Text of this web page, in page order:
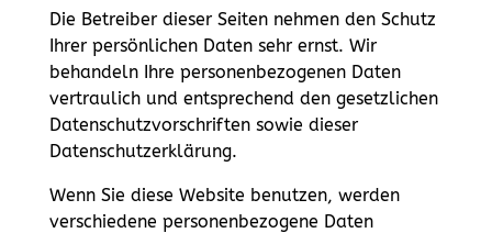
Die Betreiber dieser Seiten nehmen den Schutz
Ihrer persönlichen Daten sehr ernst. Wir
behandeln Ihre personenbezogenen Daten
vertraulich und entsprechend den gesetzlichen
Datenschutzvorschriften sowie dieser
Datenschutzerklärung.
Wenn Sie diese Website benutzen, werden
verschiedene personenbezogene Daten